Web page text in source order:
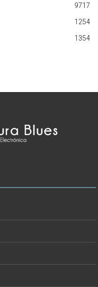
9717
1254
1354